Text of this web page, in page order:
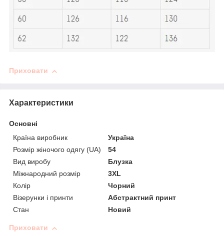
Приховати
Характеристики
Основні
Країна виробник
Україна
Розмір жіночого одягу (UA)
54
Вид виробу
Блузка
Міжнародний розмір
3XL
Колір
Чорний
Візерунки і принти
Абстрактний принт
Стан
Новий
Приховати